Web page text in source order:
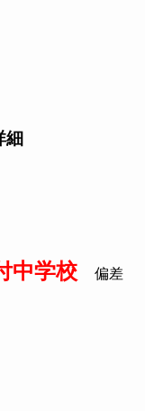
細
中学校 偏差